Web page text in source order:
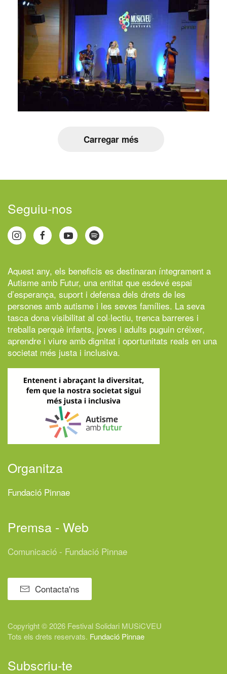
Carregar més
Seguiu-nos
Aquest any, els beneficis es destinaran íntegrament a
Autisme amb Futur, una entitat que esdevé espai
d’esperança, suport i defensa dels drets de les
persones amb autisme i les seves famílies. La seva
tasca dona visibilitat al col·lectiu, trenca barreres i
treballa perquè infants, joves i adults puguin créixer,
aprendre i viure amb dignitat i oportunitats reals en una
societat més justa i inclusiva.
Organitza
Fundació Pinnae
Premsa - Web
Comunicació - Fundació Pinnae
Contacta'ns
Copyright © 2026 Festival Solidari MUSiCVEU
Tots els drets reservats. Fundació Pinnae
Subscriu-te